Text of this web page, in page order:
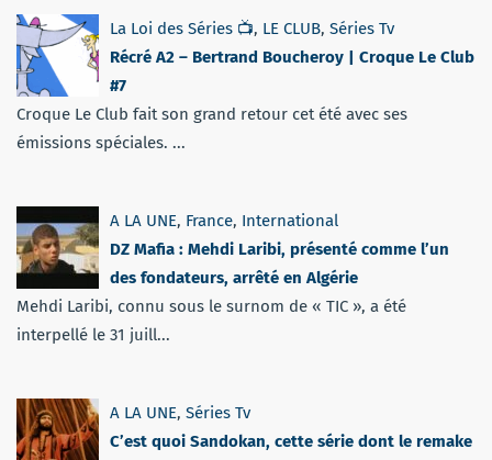
La Loi des Séries 📺, LE CLUB, Séries Tv
Récré A2 – Bertrand Boucheroy | Croque Le Club
#7
Croque Le Club fait son grand retour cet été avec ses
émissions spéciales. ...
A LA UNE, France, International
DZ Mafia : Mehdi Laribi, présenté comme l’un
des fondateurs, arrêté en Algérie
Mehdi Laribi, connu sous le surnom de « TIC », a été
interpellé le 31 juill...
A LA UNE, Séries Tv
C’est quoi Sandokan, cette série dont le remake